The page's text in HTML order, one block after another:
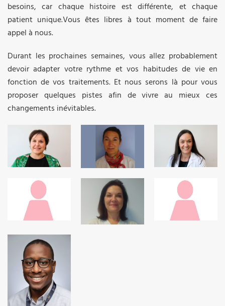
besoins, car chaque histoire est différente, et chaque
patient unique.Vous êtes libres à tout moment de faire
appel à nous.
Durant les prochaines semaines, vous allez probablement
devoir adapter votre rythme et vos habitudes de vie en
fonction de vos traitements. Et nous serons là pour vous
proposer quelques pistes afin de vivre au mieux ces
changements inévitables.
03 89 64 84
03 89 64 84
59
03 89 64 77